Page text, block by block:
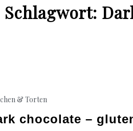
Schlagwort:
& Torten
chocolate –